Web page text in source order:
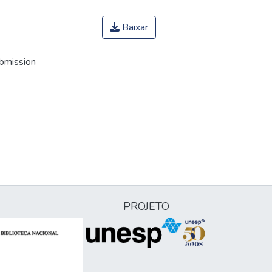
Baixar
PROJETO